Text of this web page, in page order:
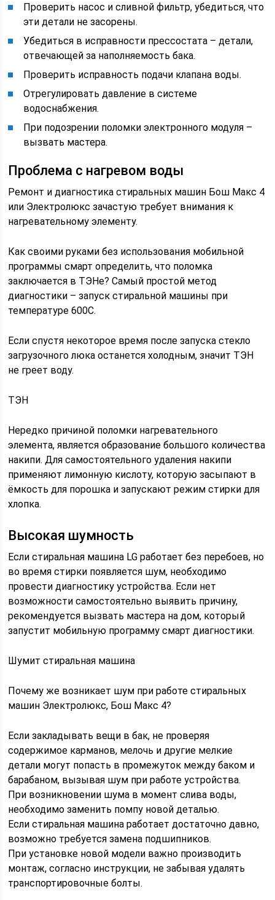
Проверить насос и сливной фильтр, убедиться, что
эти детали не засорены.
Убедиться в исправности прессостата – детали,
отвечающей за наполняемость бака.
Проверить исправность подачи клапана воды.
Отрегулировать давление в системе
водоснабжения.
При подозрении поломки электронного модуля –
вызвать мастера.
Проблема с нагревом воды
Ремонт и диагностика стиральных машин Бош Макс 4
или Электролюкс зачастую требует внимания к
нагревательному элементу.
Как своими руками без использования мобильной
программы смарт определить, что поломка
заключается в ТЭНе? Самый простой метод
диагностики – запуск стиральной машины при
температуре 600С.
Если спустя некоторое время после запуска стекло
загрузочного люка останется холодным, значит ТЭН
не греет воду.
ТЭН
Нередко причиной поломки нагревательного
элемента, является образование большого количества
накипи. Для самостоятельного удаления накипи
применяют лимонную кислоту, которую засыпают в
ёмкость для порошка и запускают режим стирки для
хлопка.
Высокая шумность
Если стиральная машина LG работает без перебоев, но
во время стирки появляется шум, необходимо
провести диагностику устройства. Если нет
возможности самостоятельно выявить причину,
рекомендуется вызвать мастера на дом, который
запустит мобильную программу смарт диагностики.
Шумит стиральная машина
Почему же возникает шум при работе стиральных
машин Электролюкс, Бош Макс 4?
Если закладывать вещи в бак, не проверяя
содержимое карманов, мелочь и другие мелкие
детали могут попасть в промежуток между баком и
барабаном, вызывая шум при работе устройства.
При возникновении шума в момент слива воды,
необходимо заменить помпу новой деталью.
Если стиральная машина работает достаточно давно,
возможно требуется замена подшипников.
При установке новой модели важно производить
монтаж, согласно инструкции, не забывая удалять
транспортировочные болты.